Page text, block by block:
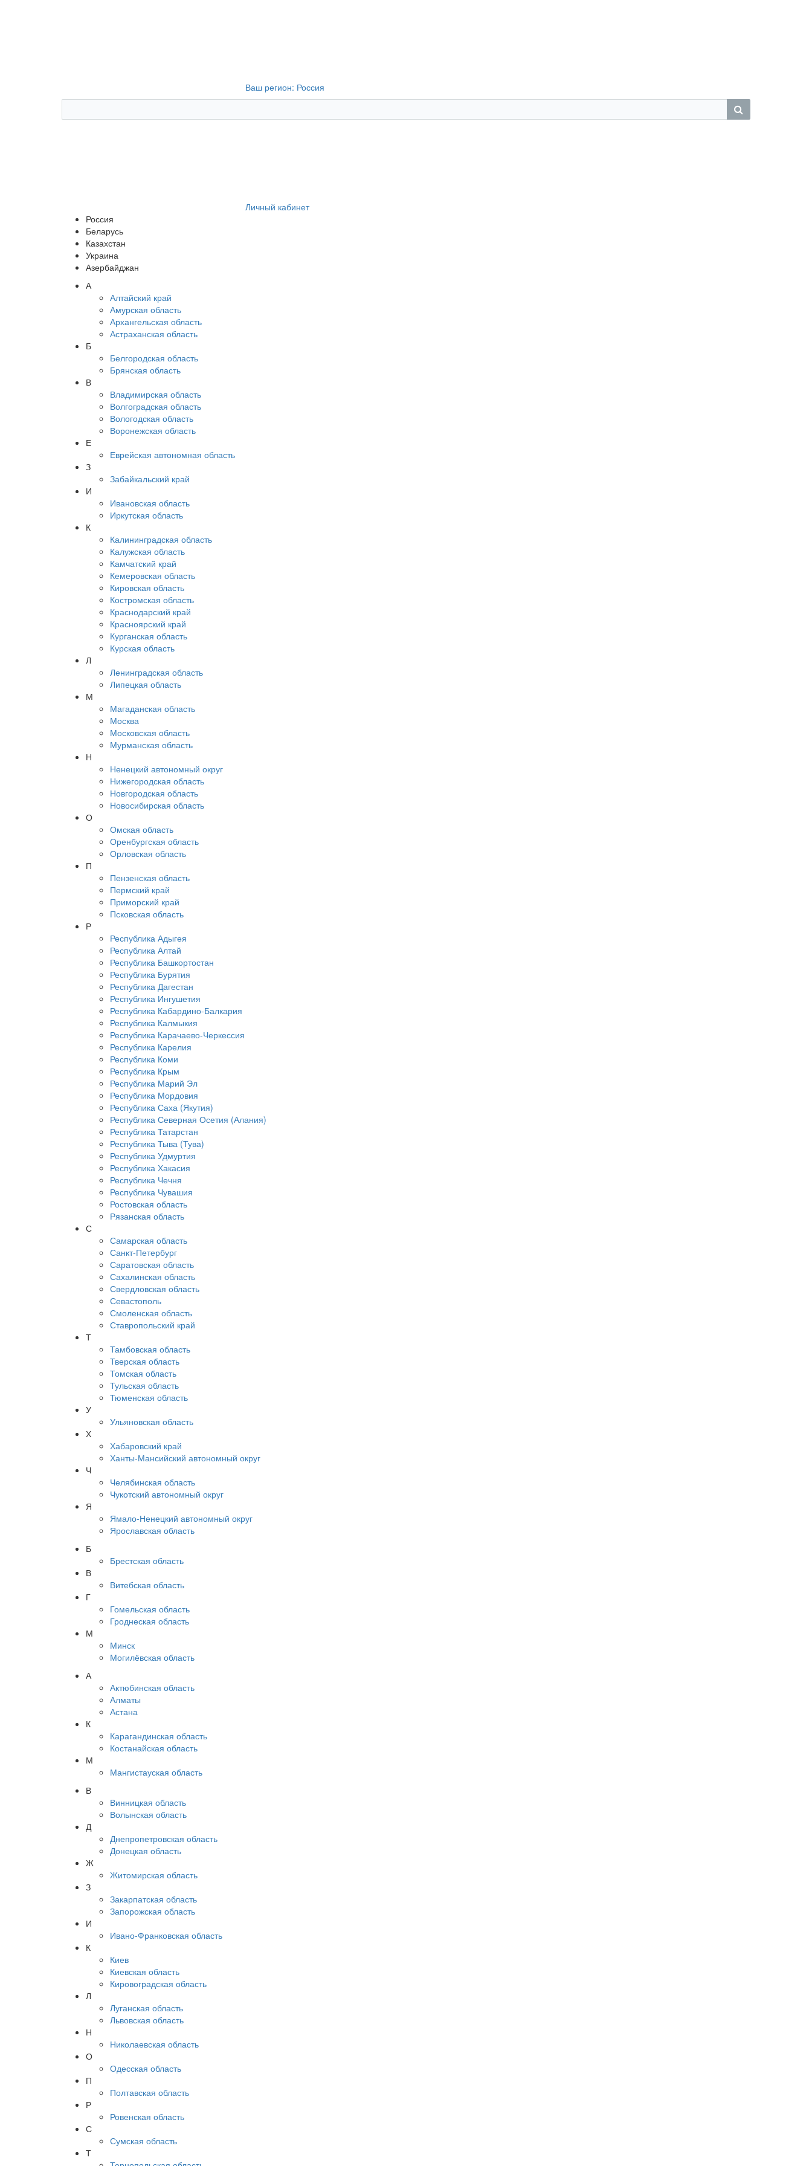
Ваш регион: Россия
Личный кабинет
Россия
Беларусь
Казахстан
Украина
Азербайджан
А
Алтайский край
Амурская область
Архангельская область
Астраханская область
Б
Белгородская область
Брянская область
В
Владимирская область
Волгоградская область
Вологодская область
Воронежская область
Е
Еврейская автономная область
З
Забайкальский край
И
Ивановская область
Иркутская область
К
Калининградская область
Калужская область
Камчатский край
Кемеровская область
Кировская область
Костромская область
Краснодарский край
Красноярский край
Курганская область
Курская область
Л
Ленинградская область
Липецкая область
М
Магаданская область
Москва
Московская область
Мурманская область
Н
Ненецкий автономный округ
Нижегородская область
Новгородская область
Новосибирская область
О
Омская область
Оренбургская область
Орловская область
П
Пензенская область
Пермский край
Приморский край
Псковская область
Р
Республика Адыгея
Республика Алтай
Республика Башкортостан
Республика Бурятия
Республика Дагестан
Республика Ингушетия
Республика Кабардино-Балкария
Республика Калмыкия
Республика Карачаево-Черкессия
Республика Карелия
Республика Коми
Республика Крым
Республика Марий Эл
Республика Мордовия
Республика Саха (Якутия)
Республика Северная Осетия (Алания)
Республика Татарстан
Республика Тыва (Тува)
Республика Удмуртия
Республика Хакасия
Республика Чечня
Республика Чувашия
Ростовская область
Рязанская область
С
Самарская область
Санкт-Петербург
Саратовская область
Сахалинская область
Свердловская область
Севастополь
Смоленская область
Ставропольский край
Т
Тамбовская область
Тверская область
Томская область
Тульская область
Тюменская область
У
Ульяновская область
Х
Хабаровский край
Ханты-Мансийский автономный округ
Ч
Челябинская область
Чукотский автономный округ
Я
Ямало-Ненецкий автономный округ
Ярославская область
Б
Брестская область
В
Витебская область
Г
Гомельская область
Гроднеская область
М
Минск
Могилёвская область
А
Актюбинская область
Алматы
Астана
К
Карагандинская область
Костанайская область
М
Мангистауская область
В
Винницкая область
Волынская область
Д
Днепропетровская область
Донецкая область
Ж
Житомирская область
З
Закарпатская область
Запорожская область
И
Ивано-Франковская область
К
Киев
Киевская область
Кировоградская область
Л
Луганская область
Львовская область
Н
Николаевская область
О
Одесская область
П
Полтавская область
Р
Ровенская область
С
Сумская область
Т